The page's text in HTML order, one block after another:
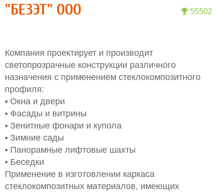
55502
"БЕЗЭТ" ООО
Компания проектирует и производит
светопрозрачные конструкции различного
назначения с применением стеклокомпозитного
профиля:
• Окна и двери
• Фасады и витрины
• Зенитные фонари и купола
• Зимние сады
• Панорамные лифтовые шахты
• Беседки
Применение в изготовлении каркаса
стеклокомпозитных материалов, имеющих